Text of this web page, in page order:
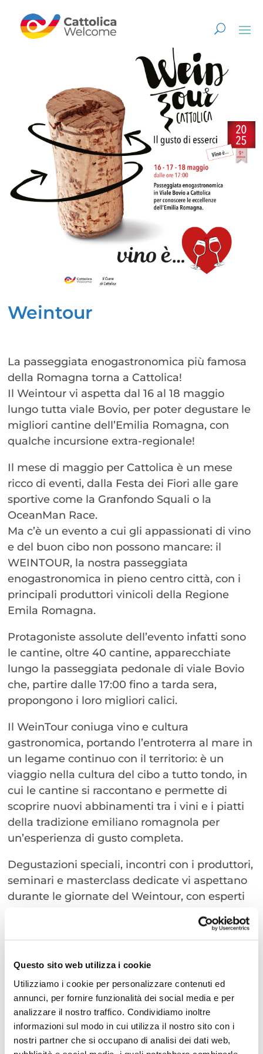
Questo sito web utilizza i cookie
Utilizziamo i cookie per personalizzare contenuti ed
annunci, per fornire funzionalità dei social media e per
analizzare il nostro traffico. Condividiamo inoltre
informazioni sul modo in cui utilizza il nostro sito con i
nostri partner che si occupano di analisi dei dati web,
Weintour
La passeggiata enogastronomica più famosa
della Romagna torna a Cattolica!
Il Weintour vi aspetta dal 16 al 18 maggio
lungo tutta viale Bovio, per poter degustare le
migliori cantine dell’Emilia Romagna, con
qualche incursione extra-regionale!
Il mese di maggio per Cattolica è un mese
ricco di eventi, dalla Festa dei Fiori alle gare
sportive come la Granfondo Squali o la
OceanMan Race.
Ma c’è un evento a cui gli appassionati di vino
e del buon cibo non possono mancare: il
WEINTOUR, la nostra passeggiata
enogastronomica in pieno centro città, con i
principali produttori vinicoli della Regione
Emila Romagna.
Protagoniste assolute dell’evento infatti sono
le cantine, oltre 40 cantine, apparecchiate
lungo la passeggiata pedonale di viale Bovio
che, partire dalle 17:00 fino a tarda sera,
propongono i loro migliori calici.
Il WeinTour coniuga vino e cultura
gastronomica, portando l’entroterra al mare in
un legame continuo con il territorio: è un
viaggio nella cultura del cibo a tutto tondo, in
cui le cantine si raccontano e permette di
scoprire nuovi abbinamenti tra i vini e i piatti
della tradizione emiliano romagnola per
un’esperienza di gusto completa.
Degustazioni speciali, incontri con i produttori,
seminari e masterclass dedicate vi aspettano
durante le giornate del Weintour, con esperti
del settore vinicolo e della cucina italiana.
Programma Masterclass – Arena WEINTOUR:
Lambrusco”, relatore Sandro Cavicchioli
sabato 17 maggio, alle ore 17 “Trebbiano di
Romagna”, relatore Bruno Piccioni
domenica 18 maggio: alle ore 17 “I vini bianchi
dell’Emilia Romagna”, relatore Roberto
Gardini